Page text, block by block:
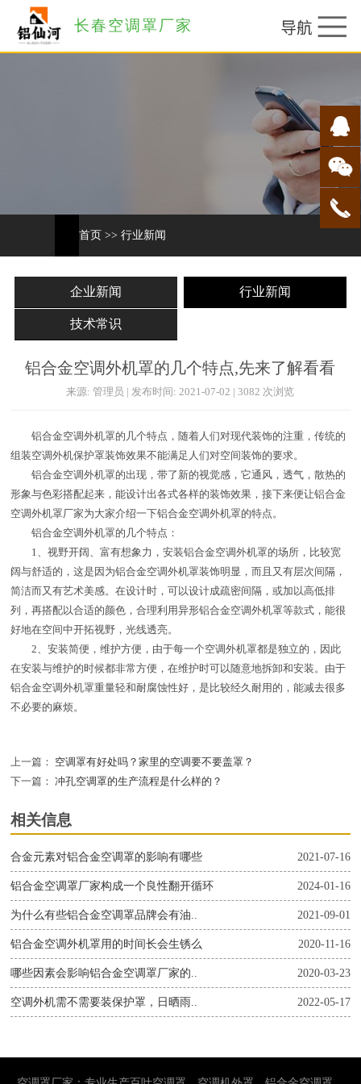
长春空调罩厂家
首页 >> 行业新闻
企业新闻 行业新闻
技术常识
铝合金空调外机罩的几个特点,先来了解看看
来源: 管理员 | 发布时间: 2021-07-02 | 3082 次浏览
铝合金空调外机罩的几个特点，随着人们对现代装饰的注重，传统的
组装空调外机保护罩装饰效果不能满足人们对空间装饰的要求。
铝合金空调外机罩的出现，带了新的视觉感，它通风，透气，散热的
形象与色彩搭配起来，能设计出各式各样的装饰效果，接下来便让铝合金
空调外机罩厂家为大家介绍一下铝合金空调外机罩的特点。
铝合金空调外机罩的几个特点：
1、视野开阔、富有想象力，安装铝合金空调外机罩的场所，比较宽
阔与舒适的，这是因为铝合金空调外机罩装饰明显，而且又有层次间隔，
简洁而又有艺术美感。在设计时，可以设计成疏密间隔，或加以高低排
列，再搭配以合适的颜色，合理利用异形铝合金空调外机罩等款式，能很
好地在空间中开拓视野，光线透亮。
2、安装简便，维护方便，由于每一个空调外机罩都是独立的，因此
在安装与维护的时候都非常方便，在维护时可以随意地拆卸和安装。由于
铝合金空调外机罩重量轻和耐腐蚀性好，是比较经久耐用的，能减去很多
不必要的麻烦。
上一篇：
空调罩有好处吗？家里的空调要不要盖罩？
下一篇： 冲孔空调罩的生产流程是什么样的？
相关信息
2021-07-16
合金元素对铝合金空调罩的影响有哪些
2024-01-16
铝合金空调罩厂家构成一个良性翻开循环
2021-09-01
为什么有些铝合金空调罩品牌会有油..
2020-11-16
铝合金空调外机罩用的时间长会生锈么
2020-03-23
哪些因素会影响铝合金空调罩厂家的..
2022-05-17
空调外机需不需要装保护罩，日晒雨..